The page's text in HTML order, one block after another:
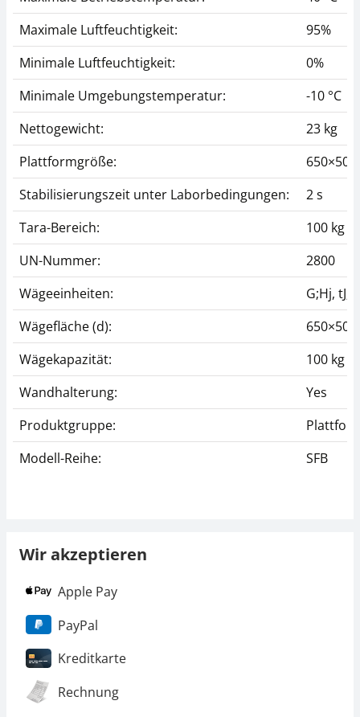
Maximale Luftfeuchtigkeit:
95%
Minimale Luftfeuchtigkeit:
0%
Minimale Umgebungstemperatur:
-10 °C
Nettogewicht:
23 kg
Plattformgröße:
Stabilisierungszeit unter Laborbedingungen:
2 s
Tara-Bereich:
100 kg
UN-Nummer:
2800
Wägeeinheiten:
G;Hj,
Wägefläche (d):
Wägekapazität:
100 kg
Wandhalterung:
Yes
Produktgruppe:
Modell-Reihe:
SFB
Wir akzeptieren
Apple Pay
PayPal
Kreditkarte
Rechnung